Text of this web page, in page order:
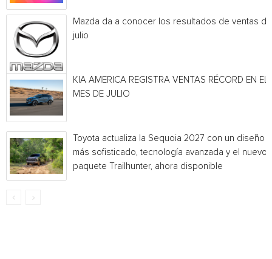
Mazda da a conocer los resultados de ventas de
julio
KIA AMERICA REGISTRA VENTAS RÉCORD EN EL
MES DE JULIO
Toyota actualiza la Sequoia 2027 con un diseño
más sofisticado, tecnología avanzada y el nuevo
paquete Trailhunter, ahora disponible